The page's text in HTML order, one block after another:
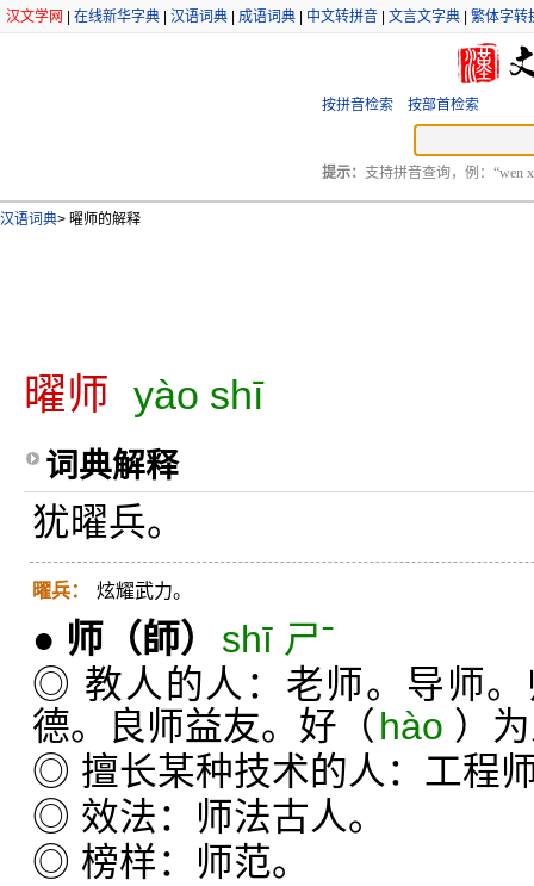
汉文学网 在线新华字典 汉语词典 成语词典 中文转拼音 文言文字典 繁体字转
按拼音检索 按部首检索
提示： 支持拼音查询，例：“wen
汉语词典> 曜师的解释
曜师 yào shī
词典解释
犹曜兵。
曜兵： 炫耀武力。
● 师 （師）
shī ㄕˉ
◎ 教人的人：老师。导师
德。良师益友。好（ hào ）
◎ 擅长某种技术的人：工程
◎ 效法：师法古人。
◎ 榜样：师范。